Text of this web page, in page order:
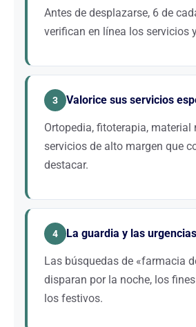
Antes de desplazarse, 6 de
verifican en línea los servicios
Horarios de apertura, guardia,
toda información que sus
bien posicionado responde a sus
incluso de que entren por su puerta.
3 Valorice sus servicios
Ortopedia, fitoterapia, material
servicios de alto margen que
destacar.
Estas áreas especializadas atraen
SEO permite crear páginas
«ortopedia farmacia + ciudad».
4 La guardia y las urgencias
Las búsquedas de «farmacia
disparan por la noche, los
los festivos.